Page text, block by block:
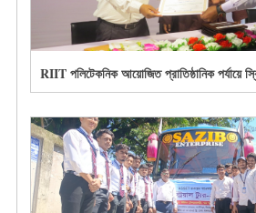
RIIT পলিটেকনিক আয়োজিত প্রাতিষ্ঠানিক পর্যায়ে